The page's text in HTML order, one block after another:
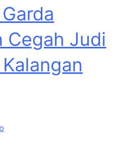
Cegah Judi